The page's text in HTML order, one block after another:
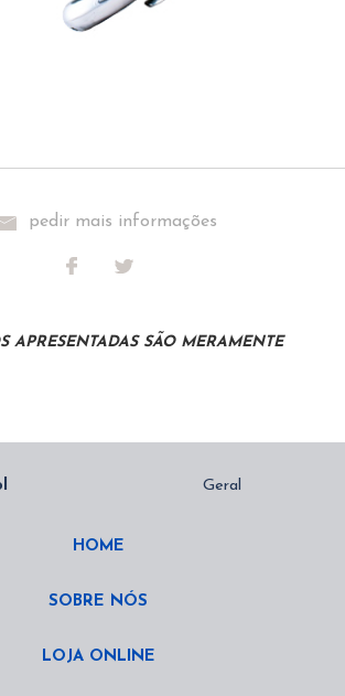
pedir mais informações
APRESENTADAS SÃO MERAMENTE
HOME
SOBRE NÓS
LOJA ONLINE